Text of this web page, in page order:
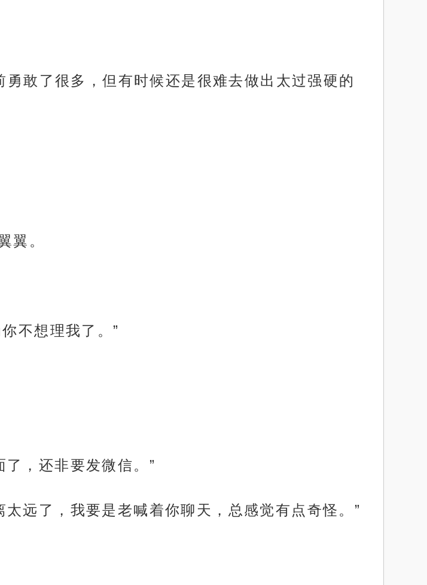
敢了很多，但有时候还是很难去做出太过强硬的
翼。
不想理我了。”
，还非要发微信。”
远了，我要是老喊着你聊天，总感觉有点奇怪。”